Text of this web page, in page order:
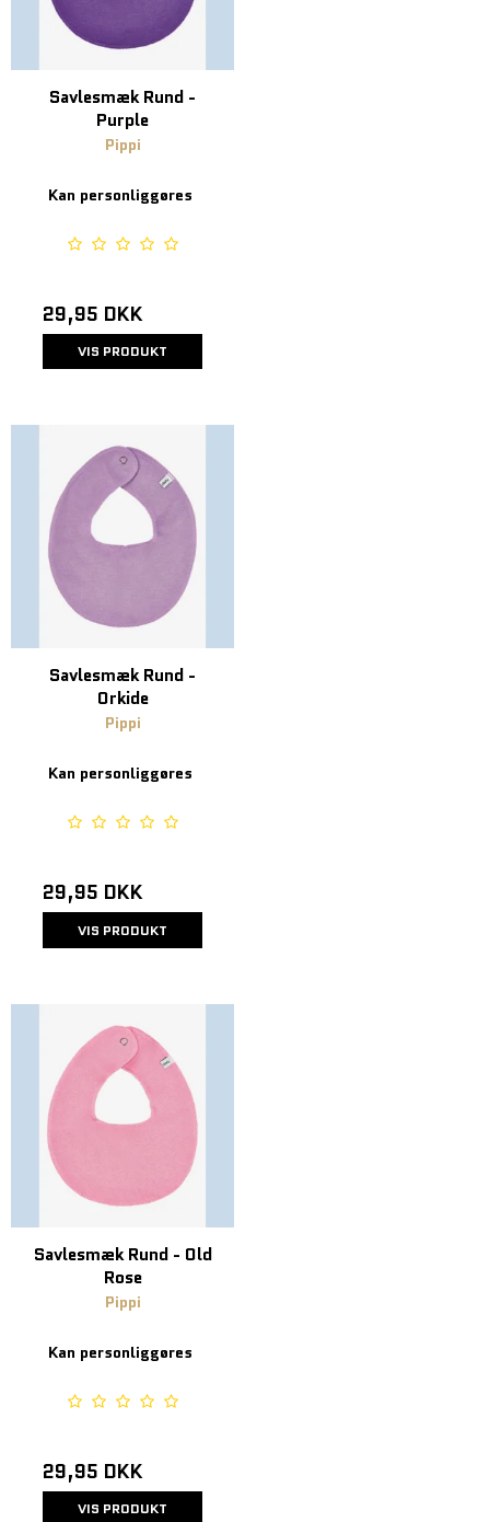
Savlesmæk Rund -
Purple
Pippi
Kan personliggøres
29,95 DKK
VIS PRODUKT
Savlesmæk Rund -
Orkide
Pippi
Kan personliggøres
29,95 DKK
VIS PRODUKT
Savlesmæk Rund - Old
Rose
Pippi
Kan personliggøres
29,95 DKK
VIS PRODUKT